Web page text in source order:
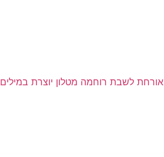
אורחת לשבת רוחמה מטלון יוצרת במילים